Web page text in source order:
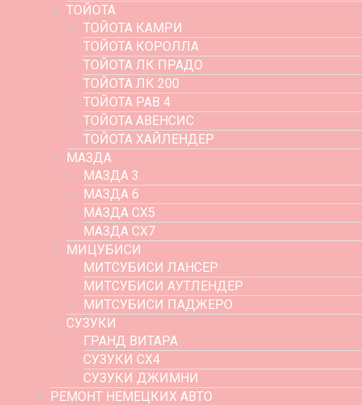
ТОЙОТА
ТОЙОТА КАМРИ
ТОЙОТА КОРОЛЛА
ТОЙОТА ЛК ПРАДО
ТОЙОТА ЛК 200
ТОЙОТА РАВ 4
ТОЙОТА АВЕНСИС
ТОЙОТА ХАЙЛЕНДЕР
МАЗДА
МАЗДА 3
МАЗДА 6
МАЗДА СХ5
МАЗДА СХ7
МИЦУБИСИ
МИТСУБИСИ ЛАНСЕР
МИТСУБИСИ АУТЛЕНДЕР
МИТСУБИСИ ПАДЖЕРО
СУЗУКИ
ГРАНД ВИТАРА
СУЗУКИ СХ4
СУЗУКИ ДЖИМНИ
РЕМОНТ НЕМЕЦКИХ АВТО